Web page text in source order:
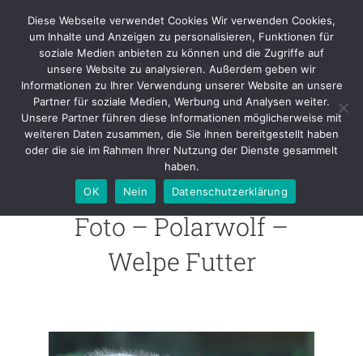
content
Foto – Polarwolf – Welpe Futter
Foto – Polarwolf –
Welpe Futter
Diese Webseite verwendet Cookies Wir verwenden Cookies,
um Inhalte und Anzeigen zu personalisieren, Funktionen für
soziale Medien anbieten zu können und die Zugriffe auf
unsere Website zu analysieren. Außerdem geben wir
Informationen zu Ihrer Verwendung unserer Website an unsere
Partner für soziale Medien, Werbung und Analysen weiter.
Unsere Partner führen diese Informationen möglicherweise mit
weiteren Daten zusammen, die Sie ihnen bereitgestellt haben
oder die sie im Rahmen Ihrer Nutzung der Dienste gesammelt
haben.
OK
Nein Datenschutzerklärung